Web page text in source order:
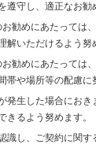
遵守し、適正なお勧
勧めにあたっては
解いただけるよう努
勧めにあたっては
帯や場所等の配慮に
発生した場合におき
きるよう努めます。
識し、ご契約に関す